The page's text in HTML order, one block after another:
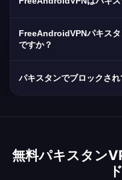
ード、カラチ、ラホ
維持しています。全
10Gbps接続を備えて
ーズに基づいた最適
もちろんです。
ポリシーを採用。
FreeAndroidVPNパキス
ですか？
18 MbpsはJazz、
パキスタンでブロックさ
し、TikTokは一時的
されています。当社
無料パキスタン